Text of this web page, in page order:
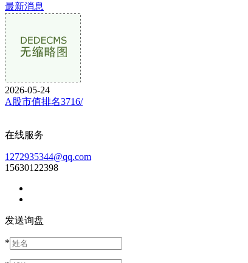
最新消息
2026-05-24
A股市值排名3716/
在线服务
1272935344@qq.com
15630122398
发送询盘
*